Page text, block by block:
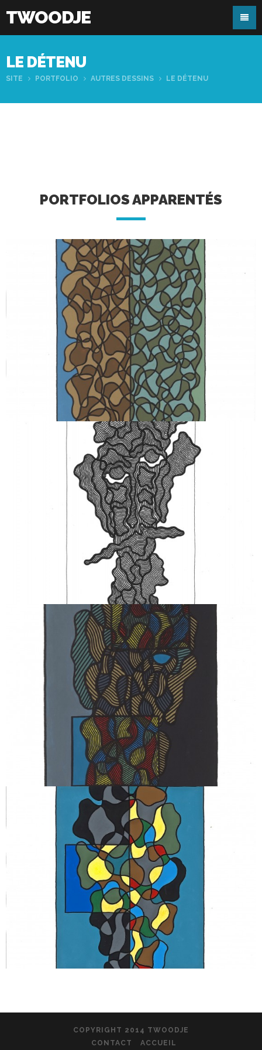
TWOODJE
LE DÉTENU
SITE PORTFOLIO AUTRES DESSINS LE DÉTENU
PORTFOLIOS APPARENTÉS
COPYRIGHT 2014 TWOODJE
CONTACT
ACCUEIL